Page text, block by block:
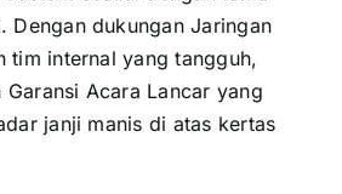
Dengan dukungan Jaringan
tim internal yang tangguh,
Acara Lancar yang
janji manis di atas kertas